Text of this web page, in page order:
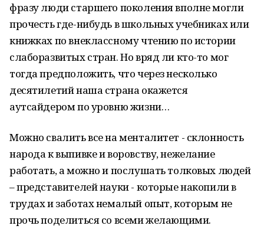
фразу люди старшего поколения вполне могли
прочесть где-нибудь в школьных учебниках или
книжках по внеклассному чтению по истории
слаборазвитых стран. Но вряд ли кто-то мог
тогда предположить, что через несколько
десятилетий наша страна окажется
аутсайдером по уровню жизни…
Можно свалить все на менталитет - склонность
народа к выпивке и воровству, нежелание
работать, а можно и послушать толковых людей
– представителей науки - которые накопили в
трудах и заботах немалый опыт, которым не
прочь поделиться со всеми желающими.